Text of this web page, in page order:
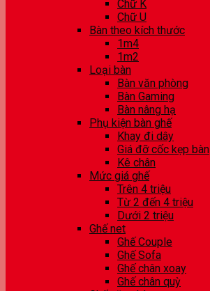
Chữ K
Chữ U
Bàn theo kích thước
1m4
1m2
Loại bàn
Bàn văn phòng
Bàn Gaming
Bàn nâng hạ
Phụ kiện bàn ghế
Khay đi dây
Giá đỡ cốc kẹp bàn
Kê chân
Mức giá ghế
Trên 4 triệu
Từ 2 đến 4 triệu
Dưới 2 triệu
Ghế net
Ghế Couple
Ghế Sofa
Ghế chân xoay
Ghế chân quỳ